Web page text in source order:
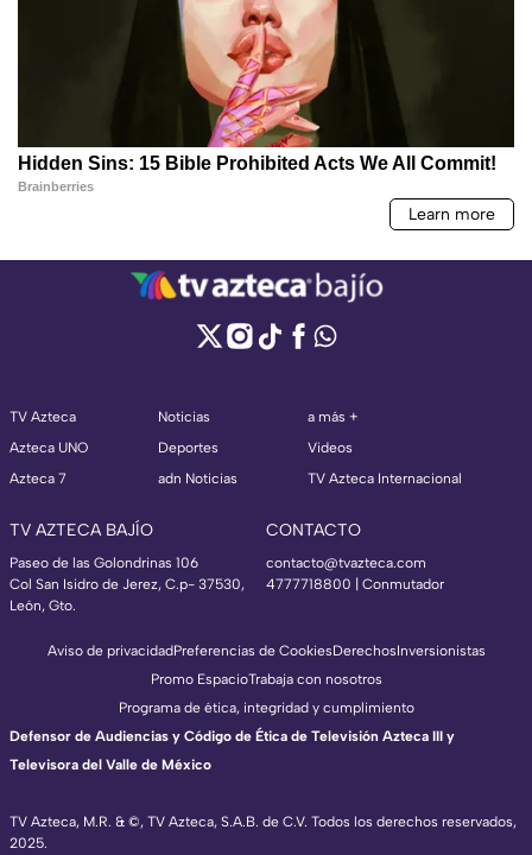
TV Azteca
Azteca UNO
Azteca 7
Noticias
Deportes
adn Noticias
a más +
Videos
TV Azteca Internacional
TV AZTECA BAJÍO
Paseo de las Golondrinas 106
Col San Isidro de Jerez, C.p- 37530,
León, Gto.
CONTACTO
contacto@tvazteca.com
4777718800 | Conmutador
TV Azteca, M.R. & ©, TV Azteca, S.A.B. de C.V. Todos los derechos reservados,
2025.
Aviso de privacidadPreferencias de CookiesDerechosInversionistas
Promo EspacioTrabaja con nosotros
Programa de ética, integridad y cumplimiento
Defensor de Audiencias y Código de Ética de Televisión Azteca III y
Televisora del Valle de México